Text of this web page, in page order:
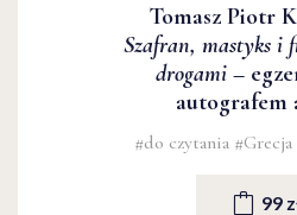
Tomasz Piotr
Szafran, mastyks i
drogami–
autografem
#do czytania #Grecja
99